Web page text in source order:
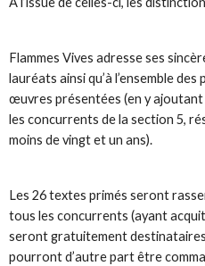
Flammes Vives adresse ses
lauréats ainsi qu’à l’ensemble
œuvres présentées (en y
les concurrents de la section 5,
moins de vingt et un ans).
Les 26 textes primés seront
tous les concurrents (ayant
seront gratuitement
pourront d’autre part être